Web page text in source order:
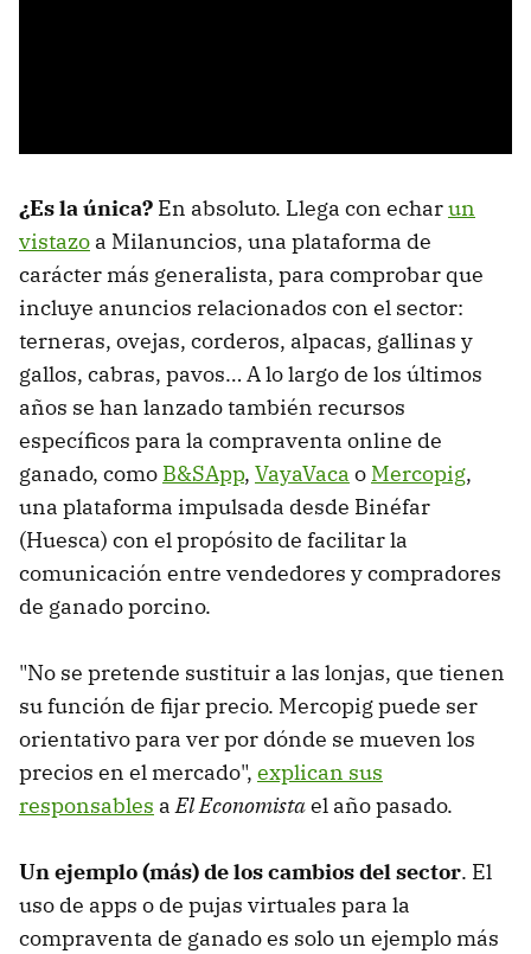
¿Es la única? En absoluto. Llega con echarun
vistazo a Milanuncios, una plataforma de
carácter más generalista, para comprobar que
incluye anuncios relacionados con el sector:
terneras, ovejas, corderos, alpacas, gallinas y
gallos, cabras, pavos… A lo largo de los últimos
años se han lanzado también recursos
específicos para la compraventa online de
ganado, como B&SApp, VayaVaca o Mercopig,
una plataforma impulsada desde Binéfar
(Huesca) con el propósito de facilitar la
comunicación entre vendedores y compradores
de ganado porcino.
"No se pretende sustituir a las lonjas, que tienen
su función de fijar precio. Mercopig puede ser
orientativo para ver por dónde se mueven los
precios en el mercado", explican sus
responsables aEl Economistael año pasado.
Un ejemplo (más) de los cambios del sector. El
uso de apps o de pujas virtuales para la
compraventa de ganado es solo un ejemplo más